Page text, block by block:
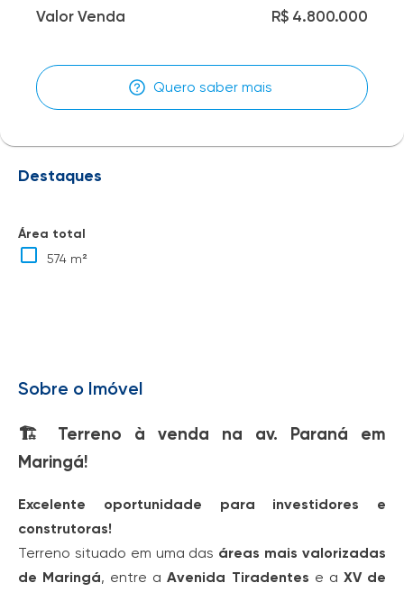
Valor Venda R$ 4.800.000
Quero saber mais
Destaques
Área total
574 m²
Sobre o Imóvel
🏗️ Terreno à venda na av. Paraná em
Maringá!
Excelente oportunidade para investidores e
construtoras!
Terreno situado em uma das áreas mais valorizadas
de Maringá, entre aAvenida Tiradentes e a XV de